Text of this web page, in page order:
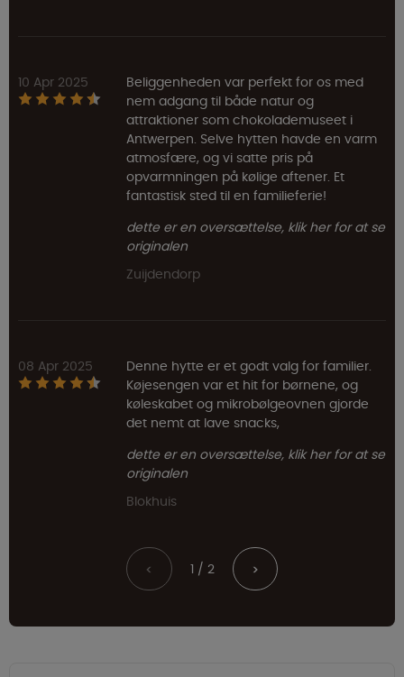
10 Apr 2025
Beliggenheden var perfekt for os med
nem adgang til både natur og
attraktioner som chokolademuseet i
Antwerpen. Selve hytten havde en varm
atmosfære, og vi satte pris på
opvarmningen på kølige aftener. Et
fantastisk sted til en familieferie!
dette er en oversættelse, klik her for at se
originalen
Zuijdendorp
08 Apr 2025
Denne hytte er et godt valg for familier.
Køjesengen var et hit for børnene, og
køleskabet og mikrobølgeovnen gjorde
det nemt at lave snacks,
dette er en oversættelse, klik her for at se
originalen
Blokhuis
< 1 / 2 >